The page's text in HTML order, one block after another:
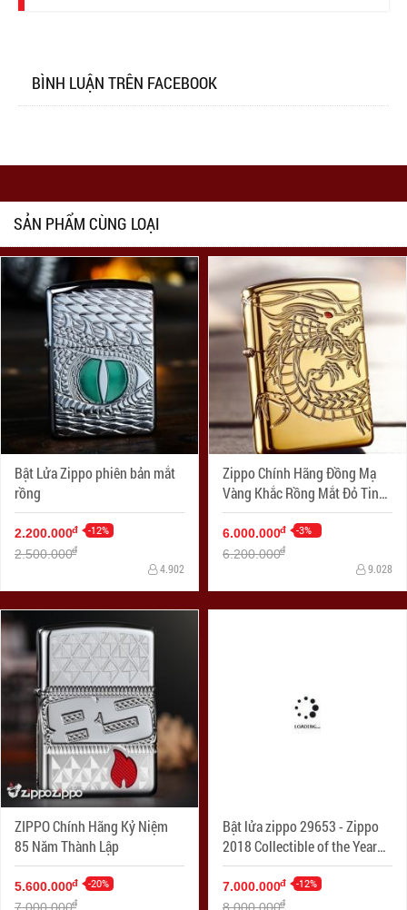
BÌNH LUẬN TRÊN FACEBOOK
SẢN PHẨM CÙNG LOẠI
Bật Lửa Zippo phiên bản mắt
rồng
2.200.000đ -12%
2.500.000đ
4.902
Zippo Chính Hãng Đồng Mạ
Vàng Khắc Rồng Mắt Đỏ Tinh
Xảo Vỏ Dày Armor
6.000.000đ -3%
6.200.000đ
9.028
ZIPPO Chính Hãng Kỷ Niệm
85 Năm Thành Lập
5.600.000đ -20%
đ
Bật lửa zippo 29653 - Zippo
2018 Collectible of the Year
Gold Plated Armor – COTY
2018 - Mạ Vàng Phiên bản
7.000.000đ -12%
đ